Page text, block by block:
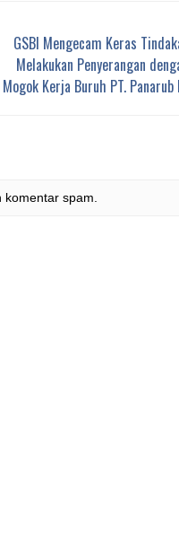
GSBI Mengecam Keras
Melakukan Penyerangan
Mogok Kerja Buruh PT.
spam.